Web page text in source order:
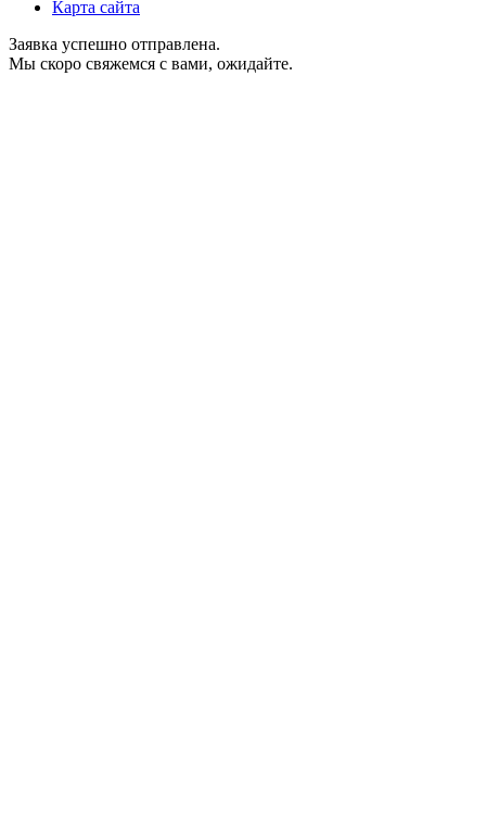
Карта сайта
Заявка успешно отправлена.
Мы скоро свяжемся с вами, ожидайте.